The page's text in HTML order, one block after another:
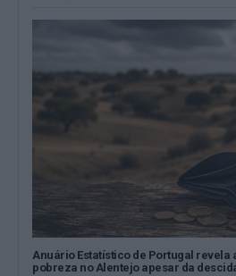
Anuário Estatístico de Portugal revela
pobreza no Alentejo apesar da